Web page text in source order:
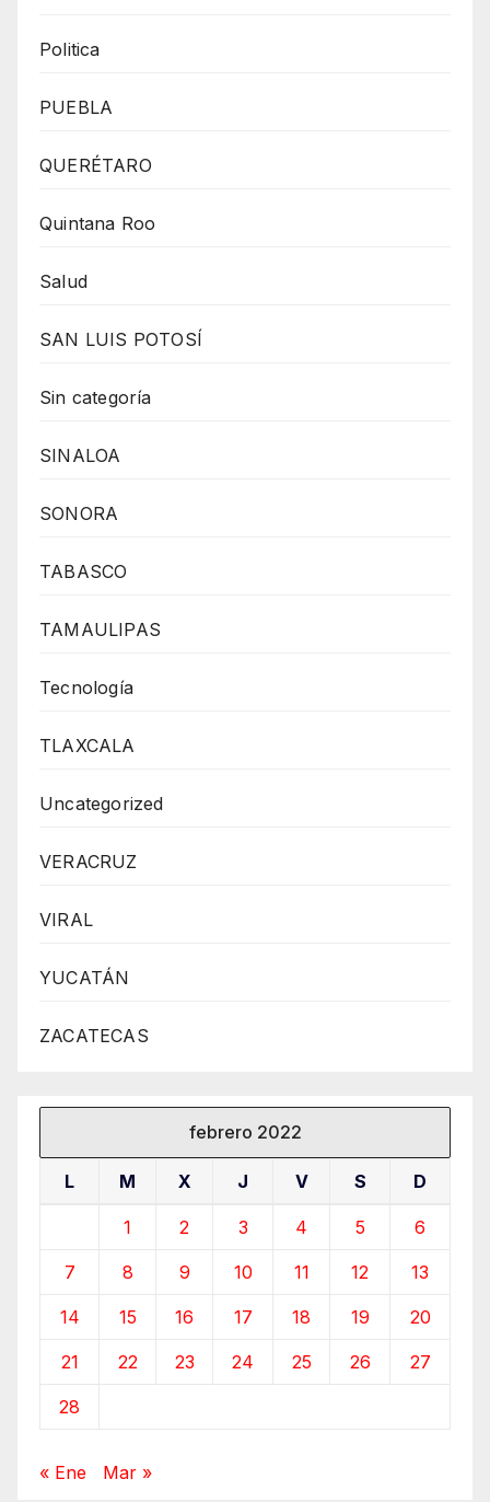
Politica
PUEBLA
QUERÉTARO
Quintana Roo
Salud
SAN LUIS POTOSÍ
Sin categoría
SINALOA
SONORA
TABASCO
TAMAULIPAS
Tecnología
TLAXCALA
Uncategorized
VERACRUZ
VIRAL
YUCATÁN
ZACATECAS
febrero 2022
L M X J V S D
1 2 3 4 5 6
7 8 9 10 11 12 13
14 15 16 17 18 19 20
21 22 23 24 25 26 27
28
« Ene Mar »